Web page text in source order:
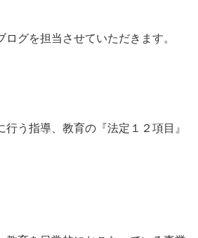
グを担当させていただきます。
行う指導、教育の『法定１２項目』